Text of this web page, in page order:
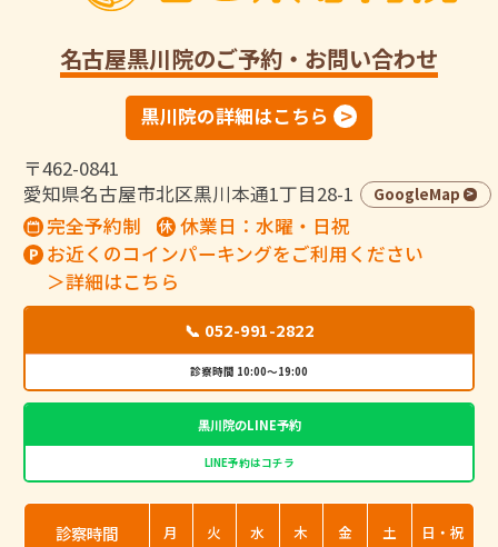
名古屋黒川院のご予約・お問い合わせ
黒川院の詳細はこちら
〒462-0841
愛知県名古屋市北区黒川本通1丁目28-1
GoogleMap
完全予約制
休業日：水曜・日祝
お近くのコインパーキングをご利用ください
＞詳細はこちら
📞 052-991-2822
診察時間 10:00～19:00
黒川院のLINE予約
LINE予約はコチラ
診察時間 月 火 水 木 金 土 日・祝